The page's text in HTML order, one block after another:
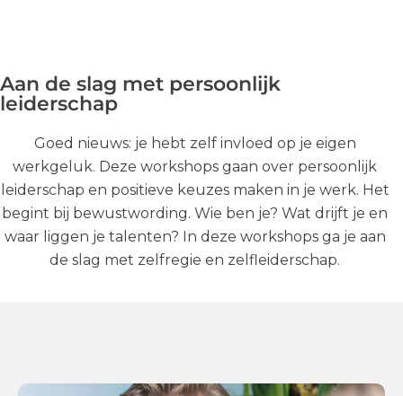
Aan de slag met persoonlijk
leiderschap
Goed nieuws: je hebt zelf invloed op je eigen
werkgeluk. Deze workshops gaan over persoonlijk
leiderschap en positieve keuzes maken in je werk. Het
begint bij bewustwording. Wie ben je? Wat drijft je en
waar liggen je talenten? In deze workshops ga je aan
de slag met zelfregie en zelfleiderschap.